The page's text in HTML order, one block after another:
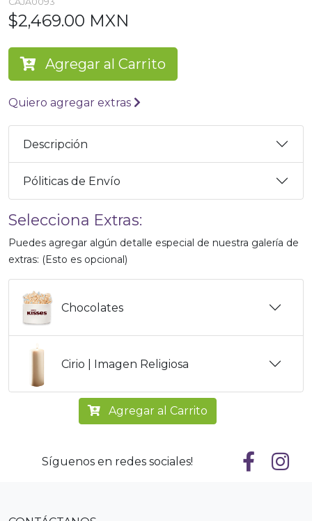
$2,469.00 MXN
Agregar al Carrito
Quiero agregar extras
Descripción
Póliticas de Envío
Selecciona Extras:
Puedes agregar algún detalle especial de nuestra galería de
extras: (Esto es opcional)
Chocolates
Cirio | Imagen Religiosa
Agregar al Carrito
Síguenos en redes sociales!